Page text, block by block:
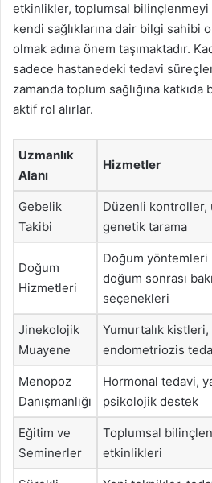
etkinlikler, toplumsal bilinçlenmeyi
kendi sağlıklarına dair bilgi sahibi
olmak adına önem taşımaktadır.
sadece hastanedeki tedavi
zamanda toplum sağlığına katkıda
aktif rol alırlar.
Uzmanlık
Alanı
Hizmetler
Gebelik
Takibi
Düzenli kontroller,
genetik tarama
Doğum
Hizmetleri
Doğum yöntemleri
doğum sonrası
seçenekleri
Jinekolojik
Muayene
Yumurtalık kistleri,
endometriozis
Menopoz
Danışmanlığı
Hormonal tedavi,
psikolojik destek
Eğitim ve
Seminerler
Toplumsal
etkinlikleri